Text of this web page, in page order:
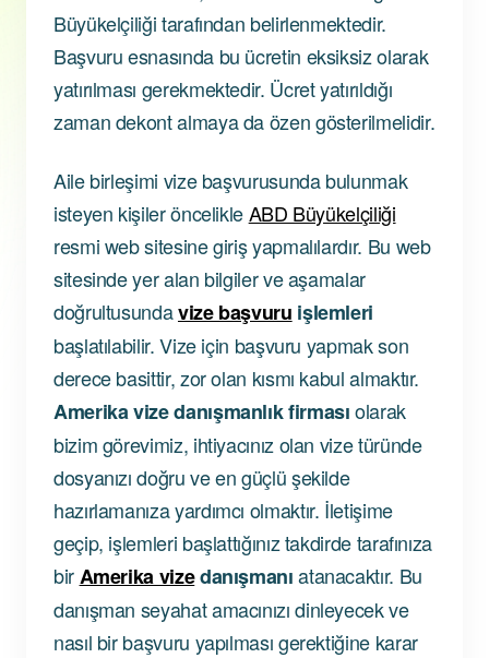
Büyükelçiliği tarafından belirlenmektedir.
Başvuru esnasında bu ücretin eksiksiz olarak
yatırılması gerekmektedir. Ücret yatırıldığı
zaman dekont almaya da özen gösterilmelidir.
Aile birleşimi vize başvurusunda bulunmak
isteyen kişiler öncelikleABD Büyükelçiliği
resmi web sitesine giriş yapmalılardır. Bu web
sitesinde yer alan bilgiler ve aşamalar
doğrultusundavize başvuru işlemleri
başlatılabilir. Vize için başvuru yapmak son
derece basittir, zor olan kısmı kabul almaktır.
Amerika vize danışmanlık firmasıolarak
bizim görevimiz, ihtiyacınız olan vize türünde
dosyanızı doğru ve en güçlü şekilde
hazırlamanıza yardımcı olmaktır. İletişime
geçip, işlemleri başlattığınız takdirde tarafınıza
birAmerika vizedanışmanıatanacaktır. Bu
danışman seyahat amacınızı dinleyecek ve
nasıl bir başvuru yapılması gerektiğine karar